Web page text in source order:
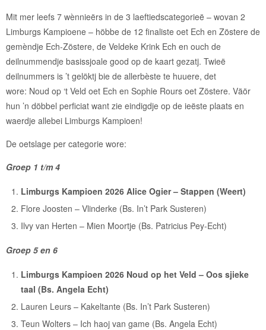
Mit mer leefs 7 wènnieërs in de 3 laeftiedscategorieë – wovan 2
Limburgs Kampioene – höbbe de 12 finaliste oet Ech en Zöstere de
gemèndje Ech-Zöstere, de Veldeke Krink Ech en ouch de
deilnummendje basissjoale good op de kaart gezatj. Twieë
deilnummers is ’t gelöktj bie de allerbèste te huuere, det
wore: Noud op ‘t Veld oet Ech en Sophie Rours oet Zöstere. Väör
hun ’n döbbel perficiat want zie eindigdje op de ieëste plaats en
waerdje allebei Limburgs Kampioen!
De oetslage per categorie wore:
Groep 1 t/m 4
Limburgs Kampioen 2026 Alice Ogier – Stappen (Weert)
Flore Joosten – Vlinderke (Bs. In’t Park Susteren)
Ilvy van Herten – Mien Moortje (Bs. Patricius Pey-Echt)
Groep 5 en 6
Limburgs Kampioen 2026 Noud op het Veld – Oos sjieke
taal (Bs. Angela Echt)
Lauren Leurs – Kakeltante (Bs. In’t Park Susteren)
Teun Wolters – Ich haoj van game (Bs. Angela Echt)